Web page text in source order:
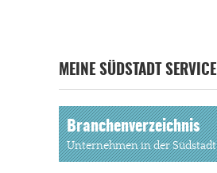
MEINE SÜDSTADT SERVICE
Branchenverzeichnis
Unternehmen in der Südstadt